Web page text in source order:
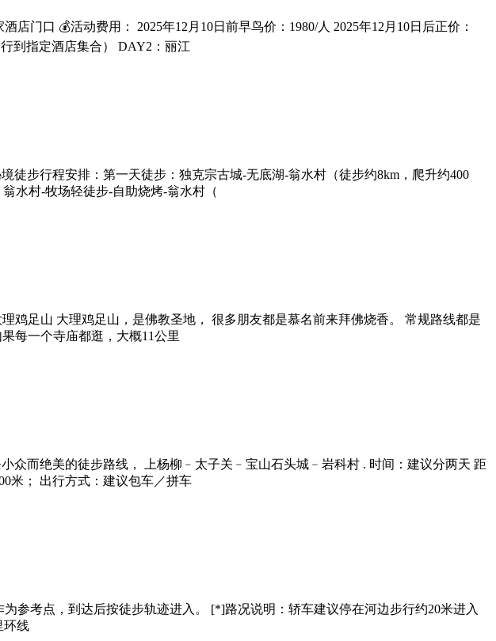
门口 💰活动费用： 2025年12月10日前早鸟价：1980/人 2025年12月10日后正价：
到指定酒店集合） DAY2：丽江
徒步行程安排：第一天徒步：独克宗古城-无底湖-翁水村（徒步约8km，爬升约400
水村-牧场轻徒步-自助烧烤-翁水村（
鸡足山 大理鸡足山，是佛教圣地， 很多朋友都是慕名前来拜佛烧香。 常规路线都是
每一个寺庙都逛，大概11公里
而绝美的徒步路线， 上杨柳﹣太子关﹣宝山石头城﹣岩科村 . 时间：建议分两天 距
米； 出行方式：建议包车／拼车
参考点，到达后按徒步轨迹进入‌。 [*]‌路况说明‌：轿车建议停在河边步行约20米进入
环线